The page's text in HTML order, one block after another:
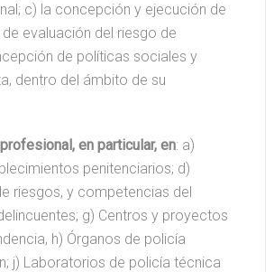
c) la concepción y ejecución de
evaluación del riesgo de
de políticas sociales y
dentro del ámbito de su
en particular, en: a)
penitenciarios; d)
riesgos, y competencias del
g) Centros y proyectos
h) Órganos de policía
j) Laboratorios de policía técnica